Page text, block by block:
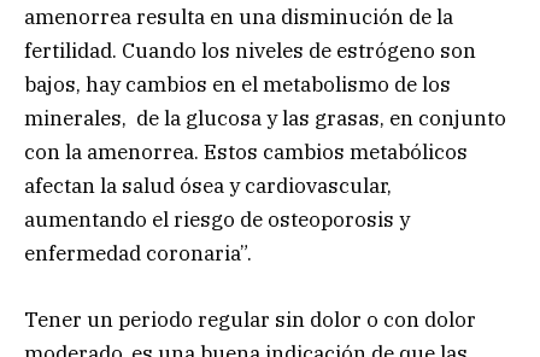
amenorrea resulta en una disminución de la
fertilidad. Cuando los niveles de estrógeno son
bajos, hay cambios en el metabolismo de los
minerales, de la glucosa y las grasas, en conjunto
con la amenorrea. Estos cambios metabólicos
afectan la salud ósea y cardiovascular,
aumentando el riesgo de osteoporosis y
enfermedad coronaria”.
Tener un periodo regular sin dolor o con dolor